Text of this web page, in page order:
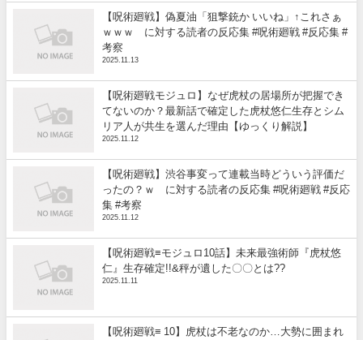
【呪術廻戦】偽夏油「狙撃銃か いいね」↑これさぁ
ｗｗｗ に対する読者の反応集 #呪術廻戦 #反応集 #
考察
2025.11.13
【呪術廻戦モジュロ】なぜ虎杖の居場所が把握でき
てないのか？最新話で確定した虎杖悠仁生存とシム
リア人が共生を選んだ理由【ゆっくり解説】
2025.11.12
【呪術廻戦】渋谷事変って連載当時どういう評価だ
ったの？ｗ に対する読者の反応集 #呪術廻戦 #反応
集 #考察
2025.11.12
【呪術廻戦≡モジュロ10話】未来最強術師『虎杖悠
仁』生存確定!!&秤が遺した〇〇とは??
2025.11.11
【呪術廻戦≡ 10】虎杖は不老なのか…大勢に囲まれ